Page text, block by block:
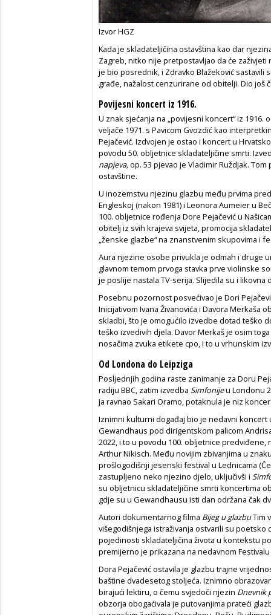
Izvor HGZ
Kada je skladateljičina ostavština kao dar
Zagreb, nitko nije pretpostavljao da će zaživjeti
je bio posrednik, i Zdravko Blažeković
građe, nažalost cenzurirane od obitelji. Dio još
Povijesni koncert iz 1916.
U znak sjećanja na „povijesni koncert“ iz 1916.
veljače 1971. s Pavicom Gvozdić kao
Pejačević. Izdvojen je ostao i koncert u
povodu 50. obljetnice skladateljičine smrti.
napjeva,op. 53 pjevao je Vladimir Ruždjak.
ostavštine.
U inozemstvu njezinu glazbu među prvima
Engleskoj (nakon 1981) i Leonora Aumeier u
100. obljetnice rođenja Dore Pejačević u
obitelj iz svih krajeva svijeta, promocija
„ženske glazbe“ na znanstvenim skupovima i
Aura njezine osobe privukla je odmah i druge
glavnom temom prvoga stavka prve violinske
je poslije nastala TV-serija. Slijedila su i likovna
Posebnu pozornost posvećivao je Dori
Inicijativom Ivana Živanovića i Davora Merkaša
skladbi, što je omogućilo izvedbe dotad teško
teško izvedivih djela. Davor Merkaš je osim
nosačima zvuka etikete cpo, i to u vrhunskim
Od Londona do Leipziga
Posljednjih godina raste zanimanje za Doru
radiju BBC, zatim izvedba Simfonijeu Londonu
ja ravnao Sakari Oramo, potaknula je niz
Iznimni kulturni događaj bio je nedavni koncert
Gewandhaus pod dirigentskom palicom
2022, i to u povodu 100. obljetnice
Arthur Nikisch. Među novijim zbivanjima u
prošlogodišnji jesenski festival u Lednicama
zastupljeno neko njezino djelo, uključivši i
su obljetnicu skladateljičine smrti koncertima
gdje su u Gewandhausu isti dan održana čak
Autori dokumentarnog filma Bijeg u glazbuTim
višegodišnjega istraživanja ostvarili su
pojedinosti skladateljičina života u kontekstu
premijerno je prikazana na nedavnom Festivalu
Dora Pejačević ostavila je glazbu trajne
baštine dvadesetog stoljeća. Iznimno
birajući lektiru, o čemu svjedoči njezin Dnevnik
obzorja obogaćivala je putovanjima prateći